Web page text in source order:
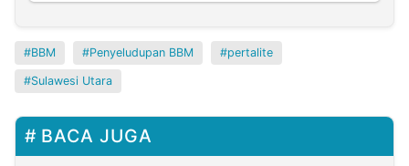
BBM Penyeludupan BBM pertalite
Sulawesi Utara
BACA JUGA